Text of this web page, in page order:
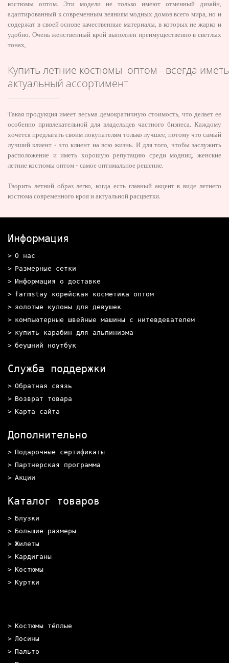
костюмы оптом. Эти модели не только имеют отменный дизайн,
адаптированный к современным веяниям модных домов всего мира, но и
содержат в своей основе качественные материалы, в которых не жарко и
удобно. Очень женственный крой выполнен преимущественно в светлых
тонах,
Купить летние костюмы оптом - всегда иметь
актуальный ассортимент
Такая продукция имеет весьма демократичную стоимость, что делает ее
особенно привлекательной для владельцев частного бизнеса. Каждому
хочется предлагать своим покупателям только лучшее, потому что самый
лучший клиент - это клиент на всю жизнь. И для того, чтобы заслужить
расположение и иметь хорошую репутацию среди модниц, женские
летние костюмы оптом - самое оптимальное решение.
Творить летний образ легко, когда есть главный акцент в виде летнего
костюма современного кроя и актуальной расцветки.
Информация
О нас
Размерные сетки
Информация о доставке
farmstay корейская косметика оптом
золотые кулоны для девушек
компьютерные швейные машины с нитевдевателем
купить карабин для альпинизма
беушний ноутбук
Служба поддержки
Обратная связь
Возврат товара
Карта сайта
Дополнительно
Подарочные сертификаты
Партнерская программа
Акции
Каталог товаров
Блузки
Большие размеры
Жилеты
Кардиганы
Костюмы
Куртки
Костюмы тёплые
Лосины
Пальто